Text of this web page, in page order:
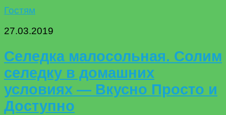
Гостям
27.03.2019
Селедка малосольная. Солим
селедку в домашних
условиях — Вкусно Просто и
Доступно